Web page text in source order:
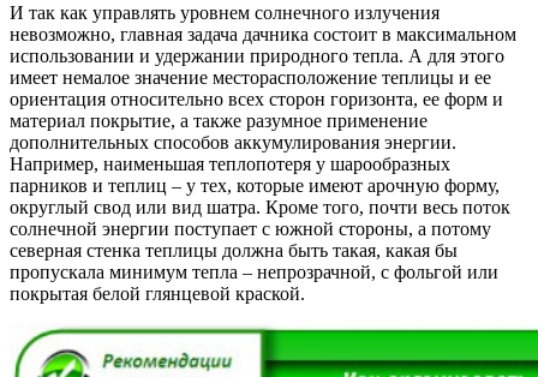
И так как управлять уровнем солнечного излучения
невозможно, главная задача дачника состоит в максимальном
использовании и удержании природного тепла. А для этого
имеет немалое значение месторасположение теплицы и ее
ориентация относительно всех сторон горизонта, ее форм и
материал покрытие, а также разумное применение
дополнительных способов аккумулирования энергии.
Например, наименьшая теплопотеря у шарообразных
парников и теплиц – у тех, которые имеют арочную форму,
округлый свод или вид шатра. Кроме того, почти весь поток
солнечной энергии поступает с южной стороны, а потому
северная стенка теплицы должна быть такая, какая бы
пропускала минимум тепла – непрозрачной, с фольгой или
покрытая белой глянцевой краской.